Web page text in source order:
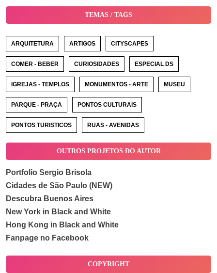
TEMAS / TAGS
ARQUITETURA ARTIGOS CITYSCAPES
COMER - BEBER CURIOSIDADES ESPECIAL DS
IGREJAS - TEMPLOS MONUMENTOS - ARTE MUSEU
PARQUE - PRAÇA PONTOS CULTURAIS
PONTOS TURISTICOS RUAS - AVENIDAS
OUTROS PROJETOS DO AUTOR
Portfolio Sergio Brisola
Cidades de São Paulo (NEW)
Descubra Buenos Aires
New York in Black and White
Hong Kong in Black and White
Fanpage no Facebook
COPYRIGHT